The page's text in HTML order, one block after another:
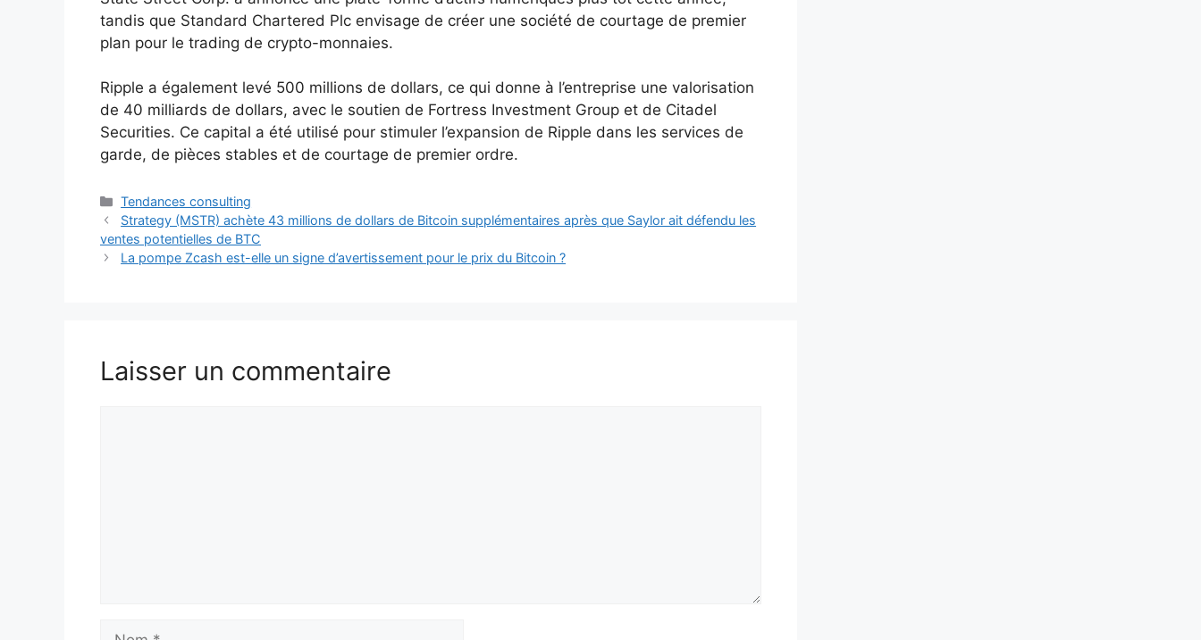
tandis que Standard Chartered Plc envisage de créer une société de courtage de premier
plan pour le trading de crypto-monnaies.
Ripple a également levé 500 millions de dollars, ce qui donne à l’entreprise une valorisation
de 40 milliards de dollars, avec le soutien de Fortress Investment Group et de Citadel
Securities. Ce capital a été utilisé pour stimuler l’expansion de Ripple dans les services de
garde, de pièces stables et de courtage de premier ordre.
Catégories
Tendances consulting
Strategy (MSTR) achète 43 millions de dollars de Bitcoin supplémentaires après que Saylor ait défendu les
ventes potentielles de BTC
La pompe Zcash est-elle un signe d’avertissement pour le prix du Bitcoin ?
Laisser un commentaire
Nom